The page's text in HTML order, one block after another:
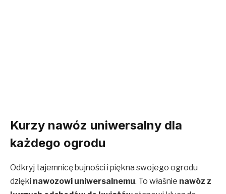
Kurzy nawóz uniwersalny dla
każdego ogrodu
Odkryj tajemnicę bujności i piękna swojego ogrodu
dzięki nawozowi uniwersalnemu. To właśnie nawóz z